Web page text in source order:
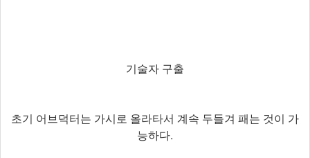
기술자 구출
초기 어브덕터는 가시로 올라타서 계속 두들겨 패는 것이 가
능하다.